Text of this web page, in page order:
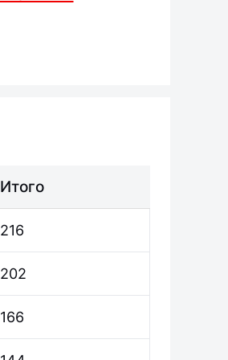
Итого
216
202
166